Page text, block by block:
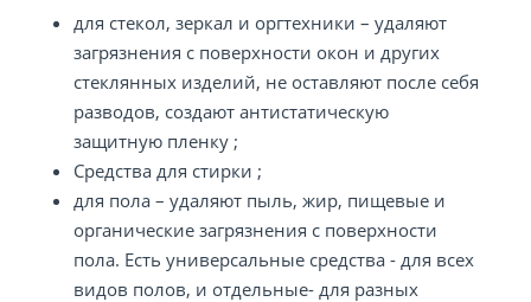
для стекол, зеркал и оргтехники – удаляют
загрязнения с поверхности окон и других
стеклянных изделий, не оставляют после себя
разводов, создают антистатическую
защитную пленку ;
Средства для стирки ;
для пола – удаляют пыль, жир, пищевые и
органические загрязнения с поверхности
пола. Есть универсальные средства - для всех
видов полов, и отдельные- для разных